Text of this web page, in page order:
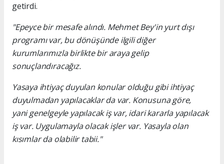
getirdi.
"Epeyce bir mesafe alındı. Mehmet Bey'in yurt dışı
programı var, bu dönüşünde ilgili diğer
kurumlarımızla birlikte bir araya gelip
sonuçlandıracağız.
Yasaya ihtiyaç duyulan konular olduğu gibi ihtiyaç
duyulmadan yapılacaklar da var. Konusuna göre,
yani genelgeyle yapılacak iş var, idari kararla yapılacak
iş var. Uygulamayla olacak işler var. Yasayla olan
kısımlar da olabilir tabii."